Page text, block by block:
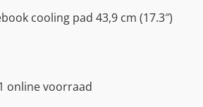
cooling pad 43,9 cm (17.3″)
online voorraad